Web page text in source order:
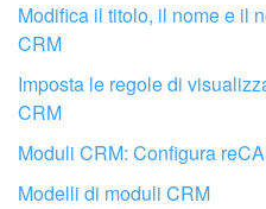
Modifica il titolo, il nome e il
CRM
Imposta le regole di
CRM
Moduli CRM: Configura
Modelli di moduli CRM